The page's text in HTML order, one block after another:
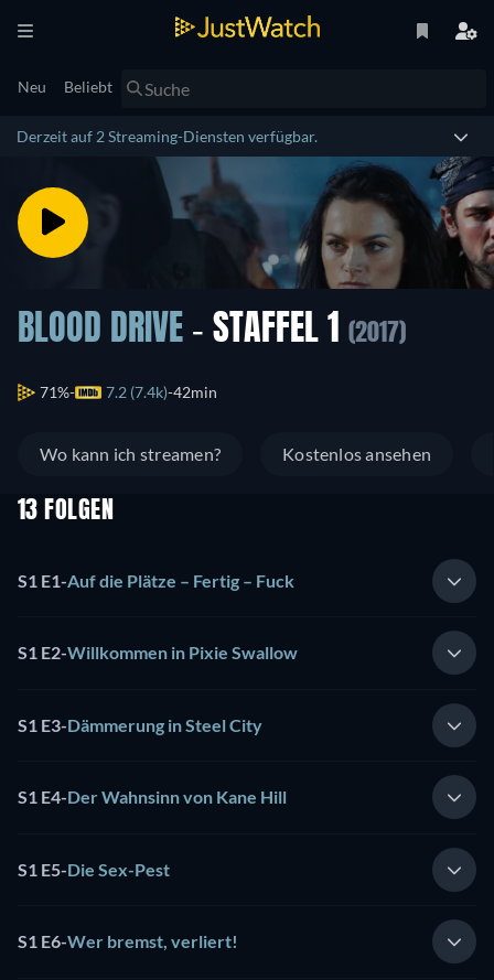
Neu Beliebt
Derzeit auf 2 Streaming-Diensten verfügbar.
BLOOD DRIVE - STAFFEL 1 (2017)
71% 7.2 (7.4k) 42min
Wo kann ich streamen? Kostenlos ansehen
13 FOLGEN
S1 E1-Auf die Plätze – Fertig – Fuck
S1 E2-Willkommen in Pixie Swallow
S1 E3-Dämmerung in Steel City
S1 E4-Der Wahnsinn von Kane Hill
S1 E5-Die Sex-Pest
S1 E6-Wer bremst, verliert!